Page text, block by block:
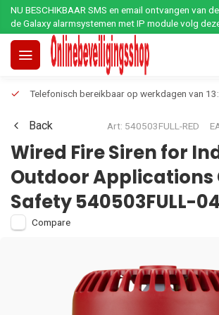
NU BESCHIKBAAR SMS en email ontvangen van
de Galaxy alarmsystemen met IP module volg
Telefonisch bereikbaar op werkdagen van
Back Art: 540503FULL-RED
Wired Fire Siren for
Outdoor Applications
Safety 540503FULL-
Compare